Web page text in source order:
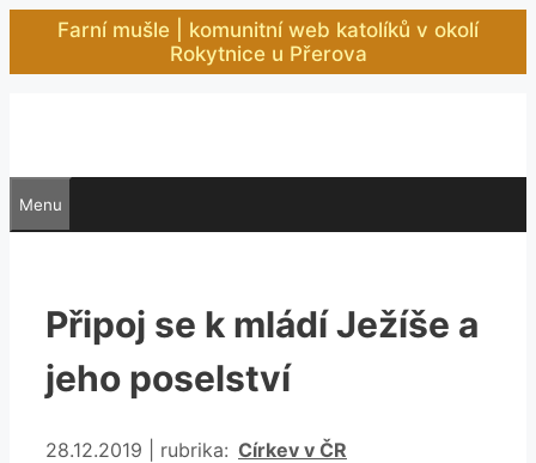
Přeskočit
obsah
Farní mušle | komunitní web katolíků v okolí
Rokytnice u Přerova
Menu
Připoj se k mládí Ježíše a
jeho poselství
28.12.2019 rubrika: Rubriky
Církev v ČR